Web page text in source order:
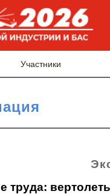
Участники
труда: